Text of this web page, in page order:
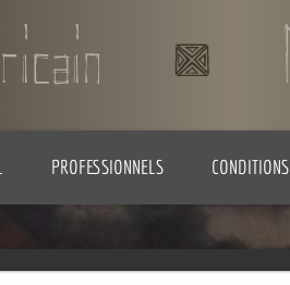
PROFESSIONNELS CONDITIONS